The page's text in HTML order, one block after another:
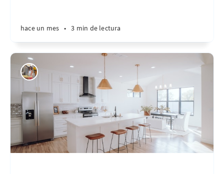
hace un mes • 3 min de lectura